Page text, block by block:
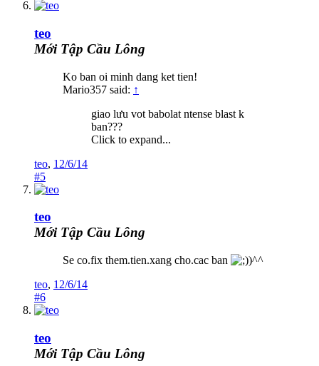
teo
Mới Tập Cầu Lông
Ko ban oi minh dang ket tien!
Mario357 said: ↑
giao lưu vot babolat ntense blast k
ban???
Click to expand...
teo, 12/6/14
#5
teo
Mới Tập Cầu Lông
Se co.fix them.tien.xang cho.cac ban
)^^
teo, 12/6/14
#6
teo
Mới Tập Cầu Lông